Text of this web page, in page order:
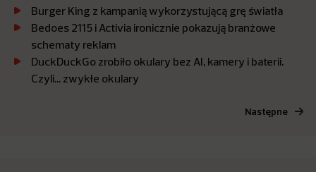
Burger King z kampanią wykorzystującą grę światła
Bedoes 2115 i Activia ironicznie pokazują branżowe
schematy reklam
DuckDuckGo zrobiło okulary bez AI, kamery i baterii.
Czyli… zwykłe okulary
Następne